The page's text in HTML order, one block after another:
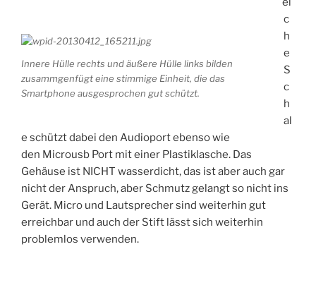
Innere Hülle rechts und äußere Hülle links bilden
zusammgenfügt eine stimmige Einheit, die das
Smartphone ausgesprochen gut schützt.
c
h
e
S
c
h
al
e schützt dabei den Audioport ebenso wie
den Microusb Port mit einer Plastiklasche. Das
Gehäuse ist NICHT wasserdicht, das ist aber auch gar
nicht der Anspruch, aber Schmutz gelangt so nicht ins
Gerät. Micro und Lautsprecher sind weiterhin gut
erreichbar und auch der Stift lässt sich weiterhin
problemlos verwenden.